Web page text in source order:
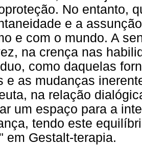
No entanto,
e a
e com o mundo. A
na crença nas
como daquelas
e as mudanças
na relação
um espaço para a
tendo este
em Gestalt-terapia.